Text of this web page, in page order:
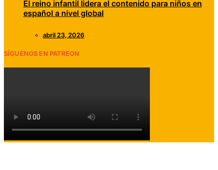
El reino infantil lidera el contenido para niños en
español a nivel global
abril 23, 2026
SÍGUENOS EN PATREON